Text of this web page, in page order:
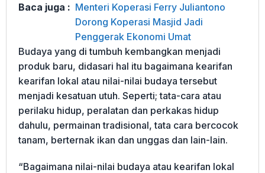
Baca juga : Menteri Koperasi Ferry Juliantono
Dorong Koperasi Masjid Jadi
Penggerak Ekonomi Umat
Budaya yang di tumbuh kembangkan menjadi
produk baru, didasari hal itu bagaimana kearifan
kearifan lokal atau nilai-nilai budaya tersebut
menjadi kesatuan utuh. Seperti; tata-cara atau
perilaku hidup, peralatan dan perkakas hidup
dahulu, permainan tradisional, tata cara bercocok
tanam, berternak ikan dan unggas dan lain-lain.
“Bagaimana nilai-nilai budaya atau kearifan lokal